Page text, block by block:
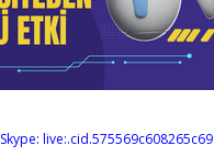
Skype: live:.cid.575569c608265c69